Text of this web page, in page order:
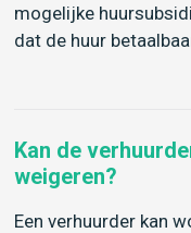
mogelijke
dat de huur
Kan de
weigeren?
Een verhuurder kan